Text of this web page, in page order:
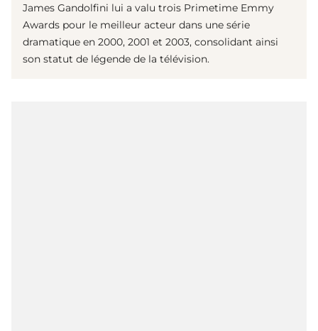
James Gandolfini lui a valu trois Primetime Emmy
Awards pour le meilleur acteur dans une série
dramatique en 2000, 2001 et 2003, consolidant ainsi
son statut de légende de la télévision.